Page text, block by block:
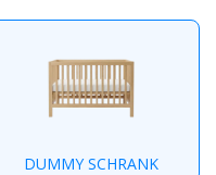
DUMMY SCHRANK